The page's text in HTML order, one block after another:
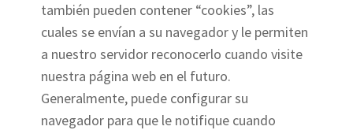
también pueden contener “cookies”, las
cuales se envían a su navegador y le permiten
a nuestro servidor reconocerlo cuando visite
nuestra página web en el futuro.
Generalmente, puede configurar su
navegador para que le notifique cuando